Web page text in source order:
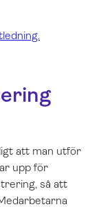
att man utför
upp för
så att